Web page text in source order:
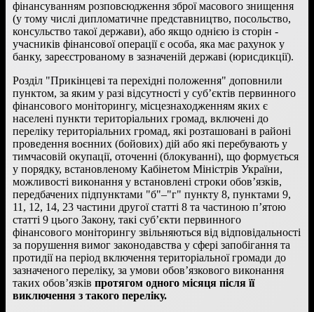
фінансуванням розповсюдження зброї масового знищення
(у тому числі дипломатичне представництво, посольство,
консульство такої держави), або якщо однією із сторін -
учасників фінансової операції є особа, яка має рахунок у
банку, зареєстрованому в зазначеній державі (юрисдикції).
Розділ "Прикінцеві та перехідні положення" доповнили
пунктом, за яким у разі відсутності у суб’єктів первинного
фінансового моніторингу, місцезнаходженням яких є
населені пункти територіальних громад, включені до
переліку територіальних громад, які розташовані в районі
проведення воєнних (бойових) дій або які перебувають у
тимчасовій окупації, оточенні (блокуванні), що формується
у порядку, встановленому Кабінетом Міністрів України,
можливості виконання у встановлені строки обов’язків,
передбачених підпунктами "б"–"г" пункту 8, пунктами 9,
11, 12, 14, 23 частини другої статті 8 та частиною п’ятою
статті 9 цього Закону, такі суб’єкти первинного
фінансового моніторингу звільняються від відповідальності
за порушення вимог законодавства у сфері запобігання та
протидії на період включення територіальної громади до
зазначеного переліку, за умови обов’язкового виконання
таких обов’язків протягом одного місяця після її
виключення з такого переліку.